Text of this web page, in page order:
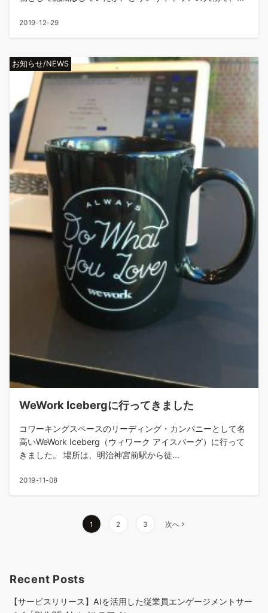
2019-12-29
お知らせ/NEWS
WeWork Icebergに行ってきました
コワーキングスペースのリーディング・カンパニーとして名
高いWeWork Iceberg（ウィワーク アイスバーグ）に行って
きました。 場所は、明治神宮前駅から徒...
2019-11-08
ー
ジ
1 2 3 次へ
Recent Posts
【サービスリリース】AIを活用した従業員エンゲージメントサー